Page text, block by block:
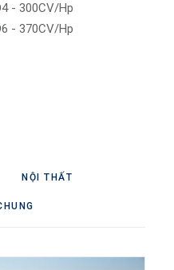
- 300CV/Hp
- 370CV/Hp
NỘI THẤT